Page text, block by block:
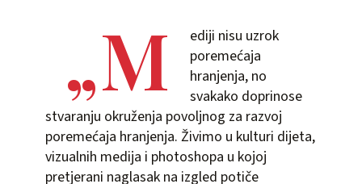
„M
ediji nisu uzrok
poremećaja
hranjenja, no
svakako doprinose
stvaranju okruženja povoljnog za razvoj
poremećaja hranjenja. Živimo u kulturi dijeta,
vizualnih medija i photoshopa u kojoj
pretjerani naglasak na izgled potiče